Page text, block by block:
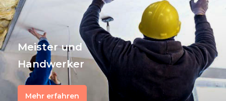
Meister und
Handwerker
Mehr erfahren